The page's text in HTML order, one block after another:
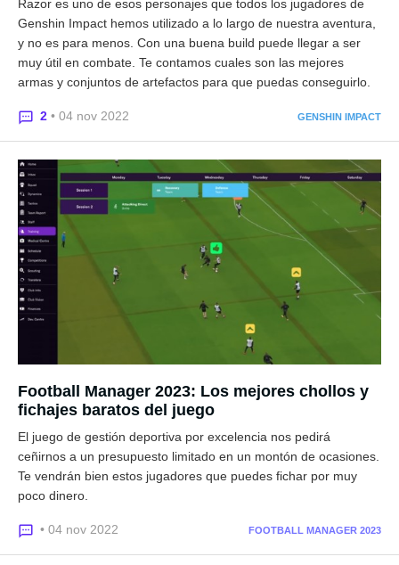
Razor es uno de esos personajes que todos los jugadores de
Genshin Impact hemos utilizado a lo largo de nuestra aventura,
y no es para menos. Con una buena build puede llegar a ser
muy útil en combate. Te contamos cuales son las mejores
armas y conjuntos de artefactos para que puedas conseguirlo.
2 • 04 nov 2022 GENSHIN IMPACT
Football Manager 2023: Los mejores chollos y
fichajes baratos del juego
El juego de gestión deportiva por excelencia nos pedirá
ceñirnos a un presupuesto limitado en un montón de ocasiones.
Te vendrán bien estos jugadores que puedes fichar por muy
poco dinero.
• 04 nov 2022 FOOTBALL MANAGER 2023